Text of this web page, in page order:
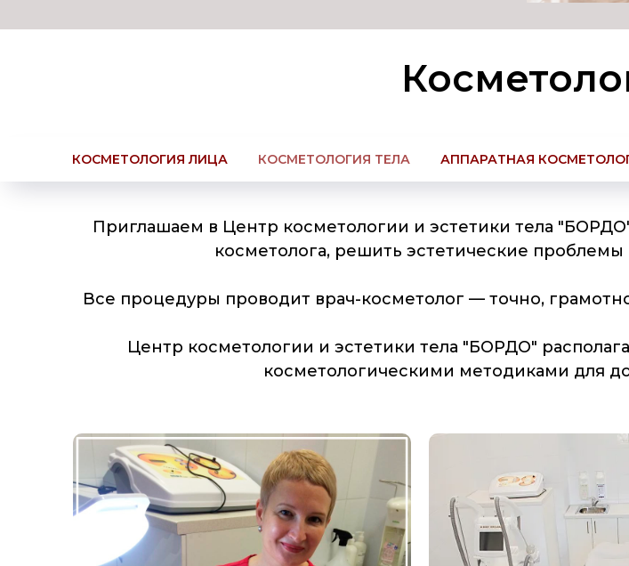
КОСМЕТОЛОГИЯ ЛИЦА КОСМЕТОЛОГИЯ ТЕЛА АППАРАТНАЯ
Приглашаем в Центр косметологии и эстетики тела
косметолога, решить эстетические
Все процедуры проводит врач-косметолог — точно,
Центр косметологии и эстетики тела "БОРДО"
косметологическими методиками для